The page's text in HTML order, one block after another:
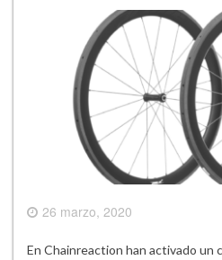
26 marzo, 2020
En Chainreaction han activado un